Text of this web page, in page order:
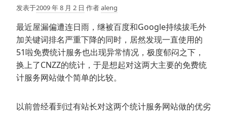
发表于2009 年 8 月 2 日 作者aleng
最近屋漏偏遭连日雨，继被百度和Google持续拔毛外
加关键词排名严重下降的同时，居然发现一直使用的
51啦免费统计服务也出现异常情况，极度郁闷之下，
换上了CNZZ的统计，于是想起对这两大主要的免费统
计服务网站做个简单的比较。
以前曾经看到过有站长对这两个统计服务网站做的优劣